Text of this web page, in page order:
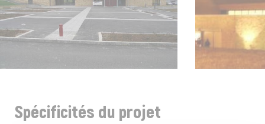
Spécificités du projet